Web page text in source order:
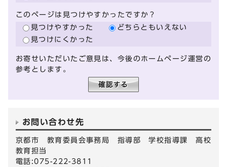
このページは見つけやすかったですか？
見つけやすかった
どちらともいえない
見つけにくかった
お寄せいただいたご意見は、今後のホームページ運営の
参考とします。
お問い合わせ先
京都市 教育委員会事務局 指導部 学校指導課 高校
教育担当
電話:075-222-3811